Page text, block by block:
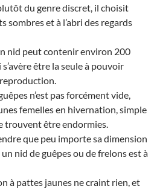
du genre discret, il choisit
sombres et à l’abri des regards
nid peut contenir environ 200
être la seule à pouvoir
n’est pas forcément vide,
femelles en hivernation, simple
trouvent être endormies.
que peu importe sa dimension
nid de guêpes ou de frelons est à
à pattes jaunes ne craint rien, et